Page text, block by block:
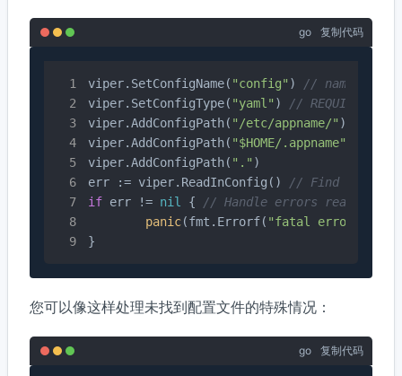
go 复制代码
viper.SetConfigName( "config" )
// name of
viper.SetConfigType( "yaml" )
// REQUIRED
viper.AddConfigPath( "/etc/appname/" )
viper.AddConfigPath( "$HOME/.appname"
viper.AddConfigPath( "." )
err := viper.ReadInConfig()
// Find and
if err != nil {
// Handle errors reading
panic(fmt.Errorf( "fatal error
}
您可以像这样处理未找到配置文件的特殊情况：
go 复制代码